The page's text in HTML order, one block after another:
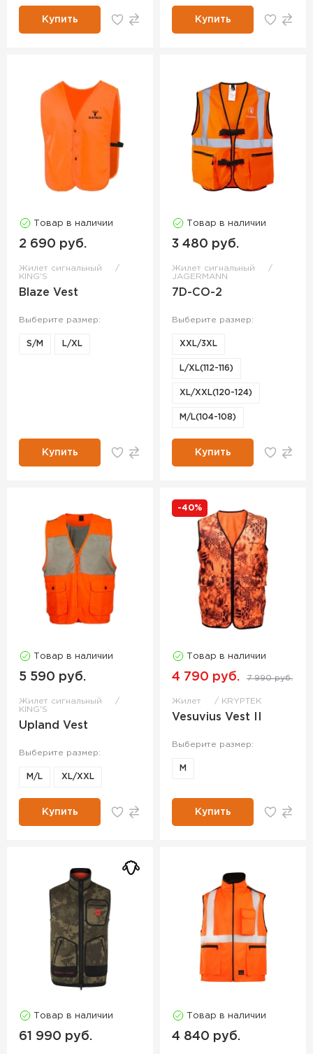
Купить Купить
Товар в наличии
2 690 руб.
Жилет сигнальный
KING'S
Blaze Vest
Выберите размер:
S/M L/XL
Купить
Товар в наличии
3 480 руб.
Жилет сигнальный
JAGERMANN
7D-CO-2
Выберите размер:
XXL/3XL
L/XL(112-116)
XL/XXL(120-124)
M/L(104-108)
Купить
Товар в наличии
5 590 руб.
Жилет сигнальный
KING'S
Upland Vest
Выберите размер:
M/L XL/XXL
Купить
-40%
Товар в наличии
4 790 руб. 7 990 руб.
Жилет KRYPTEK
Vesuvius Vest II
Выберите размер:
M
Купить
Товар в наличии
61 990 руб.
Товар в наличии
4 840 руб.